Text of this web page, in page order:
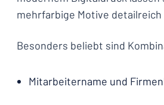
mehrfarbige Motive
Besonders beliebt sind
Mitarbeitername und